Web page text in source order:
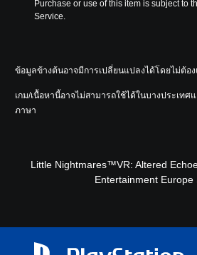
Purchase or use of this item is subject to
Service.
ข้อมูลข้างต้นอาจมีการเปลี่ยนแปลงได้โดยไม่ต้อ
เกม/เนื้อหานี้อาจไม่สามารถใช้ได้ในบางประเท
ภาษา
Little Nightmares™VR: Altered
Entertainment Europe